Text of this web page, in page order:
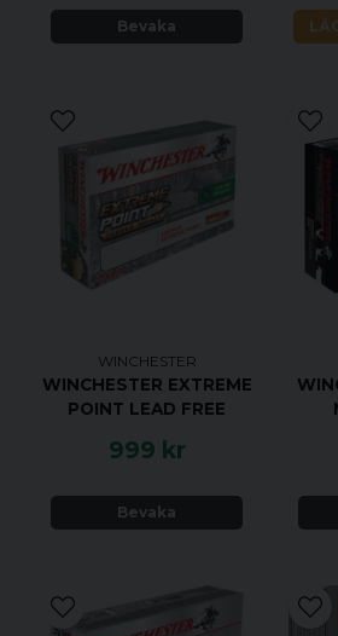
Bevaka
WINCHESTER
WINCHESTER EXTREME
POINT LEAD FREE
999 kr
Bevaka